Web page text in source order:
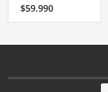
$59.990